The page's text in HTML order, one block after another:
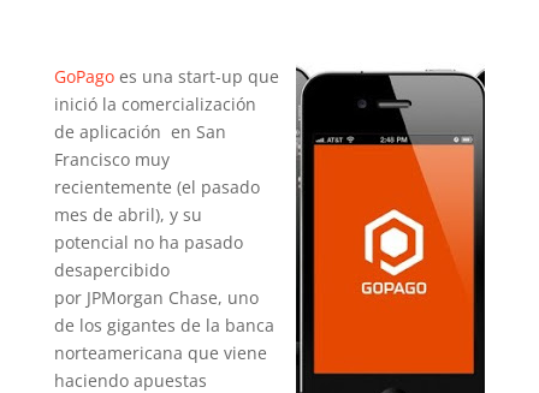
GoPagoes una start-up que
inició la comercialización
de aplicación en San
Francisco muy
recientemente (el pasado
mes de abril), y su
potencial no ha pasado
desapercibido
por JPMorgan Chase, uno
de los gigantes de la banca
norteamericana que viene
haciendo apuestas